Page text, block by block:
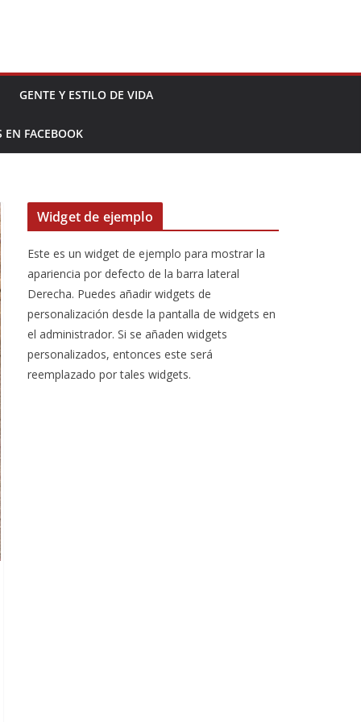
GENTE Y ESTILO DE VIDA
EN FACEBOOK
Widget de ejemplo
Este es un widget de ejemplo para mostrar la
apariencia por defecto de la barra lateral
Derecha. Puedes añadir widgets de
personalización desde la pantalla de widgets en
el administrador. Si se añaden widgets
personalizados, entonces este será
reemplazado por tales widgets.